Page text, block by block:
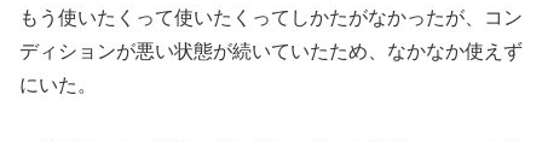
もう使いたくって使いたくってしかたがなかったが、コン
ディションが悪い状態が続いていたため、なかなか使えず
にいた。